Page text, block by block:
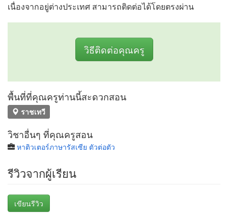
เนื่องจากอยู่ต่างประเทศ สามารถติดต่อได้โดยตรงผ่าน
วิธีติดต่อคุณครู
พื้นที่ที่คุณครูท่านนี้สะดวกสอน
ราชเทวี
วิชาอื่นๆ ที่คุณครูสอน
หาติวเตอร์ภาษารัสเซีย ตัวต่อตัว
รีวิวจากผู้เรียน
เขียนรีวิว